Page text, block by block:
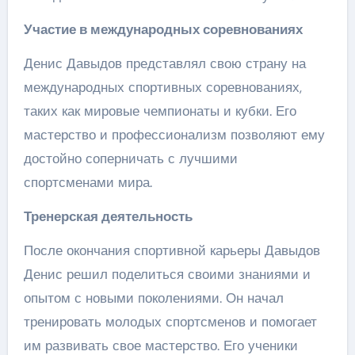
Участие в международных соревнованиях
Денис Давыдов представлял свою страну на
международных спортивных соревнованиях,
таких как мировые чемпионаты и кубки. Его
мастерство и профессионализм позволяют ему
достойно соперничать с лучшими
спортсменами мира.
Тренерская деятельность
После окончания спортивной карьеры Давыдов
Денис решил поделиться своими знаниями и
опытом с новыми поколениями. Он начал
тренировать молодых спортсменов и помогает
им развивать свое мастерство. Его ученики